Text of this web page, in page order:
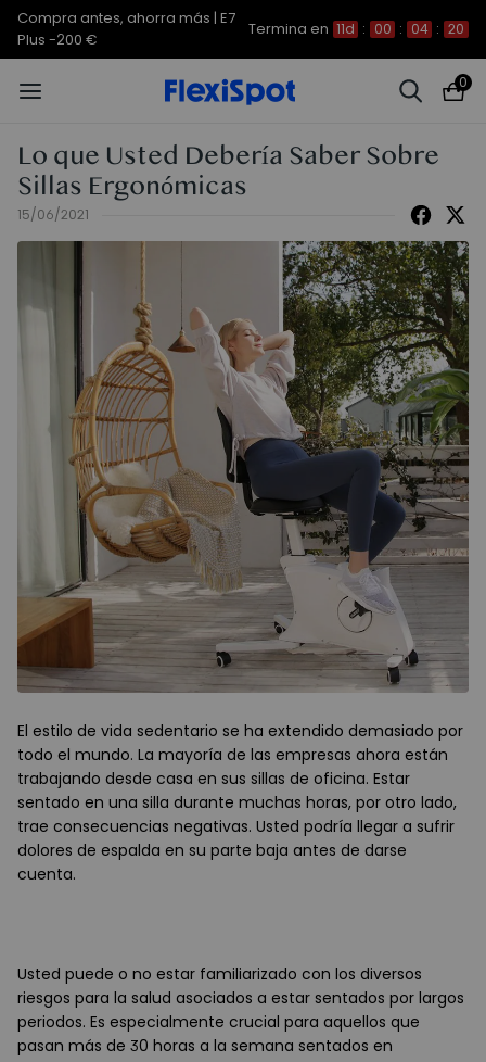
Compra antes, ahorra más | E7
Plus -200 €
Termina en 11d : 00 : 04 : 20
0
Lo que Usted Debería Saber Sobre
Sillas Ergonómicas
15/06/2021
El estilo de vida sedentario se ha extendido demasiado por
todo el mundo. La mayoría de las empresas ahora están
trabajando desde casa en sus sillas de oficina. Estar
sentado en una silla durante muchas horas, por otro lado,
trae consecuencias negativas. Usted podría llegar a sufrir
dolores de espalda en su parte baja antes de darse
cuenta.
Usted puede o no estar familiarizado con los diversos
riesgos para la salud asociados a estar sentados por largos
periodos. Es especialmente crucial para aquellos que
pasan más de 30 horas a la semana sentados en